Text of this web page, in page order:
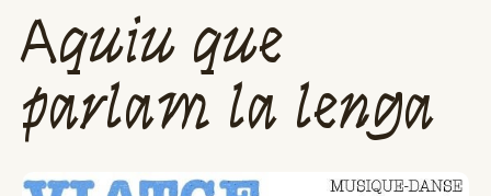
Aquiu que
parlam la lenga